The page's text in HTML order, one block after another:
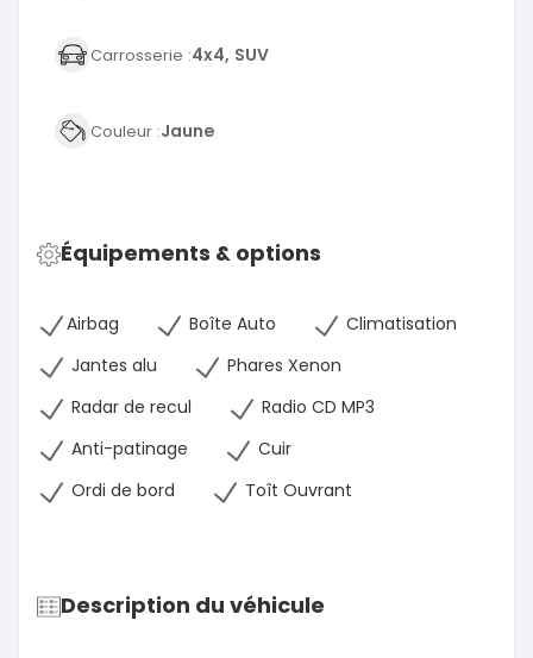
Carrosserie :4x4, SUV
Couleur :Jaune
Équipements & options
Airbag Boîte Auto
Climatisation
Jantes alu
Phares Xenon
Radar de recul
Radio CD MP3
Anti-patinage
Cuir
Ordi de bord
Toît Ouvrant
Description du véhicule